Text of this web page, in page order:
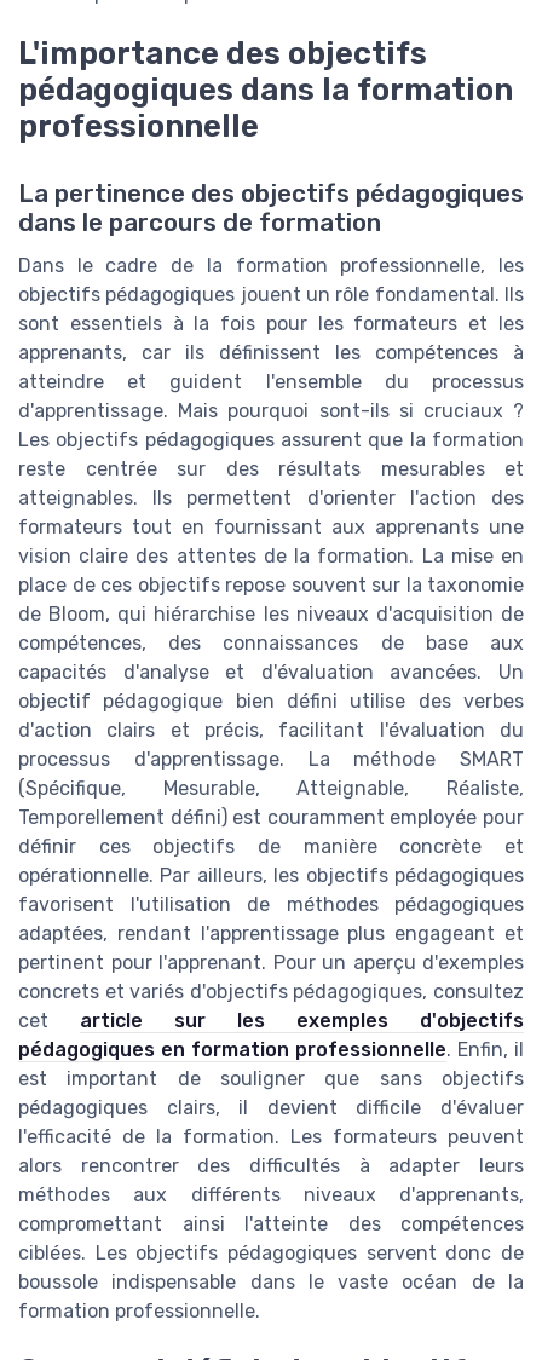
L'importance des objectifs
pédagogiques dans la formation
professionnelle
La pertinence des objectifs pédagogiques
dans le parcours de formation
Dans le cadre de la formation professionnelle, les
objectifs pédagogiques jouent un rôle fondamental. Ils
sont essentiels à la fois pour les formateurs et les
apprenants, car ils définissent les compétences à
atteindre et guident l'ensemble du processus
d'apprentissage. Mais pourquoi sont-ils si cruciaux ?
Les objectifs pédagogiques assurent que la formation
reste centrée sur des résultats mesurables et
atteignables. Ils permettent d'orienter l'action des
formateurs tout en fournissant aux apprenants une
vision claire des attentes de la formation. La mise en
place de ces objectifs repose souvent sur la taxonomie
de Bloom, qui hiérarchise les niveaux d'acquisition de
compétences, des connaissances de base aux
capacités d'analyse et d'évaluation avancées. Un
objectif pédagogique bien défini utilise des verbes
d'action clairs et précis, facilitant l'évaluation du
processus d'apprentissage. La méthode SMART
(Spécifique, Mesurable, Atteignable, Réaliste,
Temporellement défini) est couramment employée pour
définir ces objectifs de manière concrète et
opérationnelle. Par ailleurs, les objectifs pédagogiques
favorisent l'utilisation de méthodes pédagogiques
adaptées, rendant l'apprentissage plus engageant et
pertinent pour l'apprenant. Pour un aperçu d'exemples
concrets et variés d'objectifs pédagogiques, consultez
cet article sur les exemples d'objectifs
pédagogiques en formation professionnelle. Enfin, il
est important de souligner que sans objectifs
pédagogiques clairs, il devient difficile d'évaluer
l'efficacité de la formation. Les formateurs peuvent
alors rencontrer des difficultés à adapter leurs
méthodes aux différents niveaux d'apprenants,
compromettant ainsi l'atteinte des compétences
ciblées. Les objectifs pédagogiques servent donc de
boussole indispensable dans le vaste océan de la
formation professionnelle.